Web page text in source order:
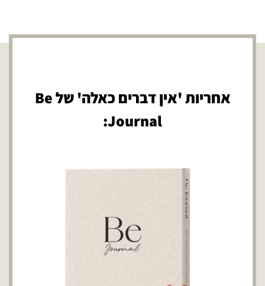
אחריות 'אין דברים כאלה' של Be
Journal: